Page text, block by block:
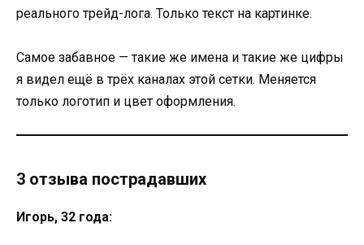
реального трейд-лога. Только текст на картинке.
Самое забавное — такие же имена и такие же цифры
я видел ещё в трёх каналах этой сетки. Меняется
только логотип и цвет оформления.
3 отзыва пострадавших
Игорь, 32 года: